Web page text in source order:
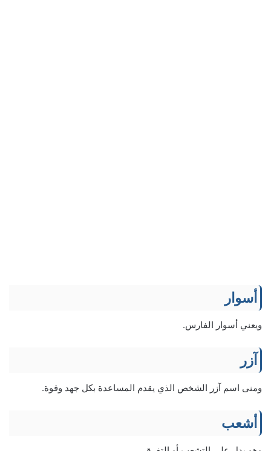
أسوار
ويعني أسوار الفارس.
آزر
ومنى اسم آزر الشخص الذي يقدم المساعدة بكل جهد وقوة.
أشعب